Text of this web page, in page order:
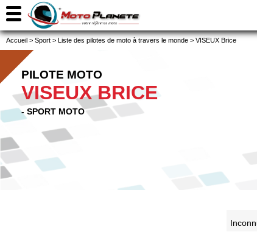
Accueil > Sport > Liste des pilotes de moto à travers le monde > VISEUX Brice
PILOTE MOTO
VISEUX BRICE
- SPORT MOTO